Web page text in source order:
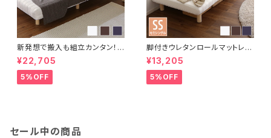
新発想で搬入も組立カンタン！や
わらかな寝心地 脚付きロールマ
ットレス（ポケットコイルスプリン
グ)【Unite -Doux- -ユニテ・
ドゥ-】セミダブルサイズ LRM-
¥22,705
5%OFF
脚付きウレタンロールマットレス
【TERRDAM-テルダ-】 セミシ
ングルサイズ URM-03SS
¥13,205
5%OFF
セール中の商品